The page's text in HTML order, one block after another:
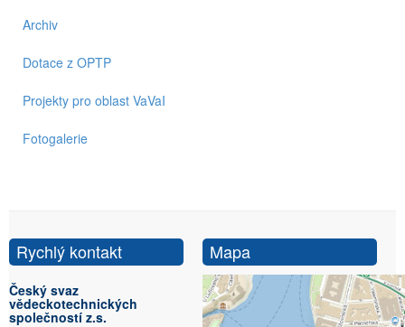
Archiv
Dotace z OPTP
Projekty pro oblast VaVaI
Fotogalerie
Rychlý kontakt
Český svaz
vědeckotechnických
společností z.s.
Mapa